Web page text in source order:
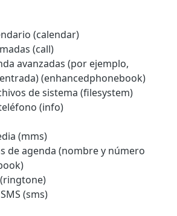
(calendar)
(call)
avanzadas (por ejemplo,
(enhancedphonebook)
de sistema (filesystem)
(info)
(mms)
de agenda (nombre y número
(sms)